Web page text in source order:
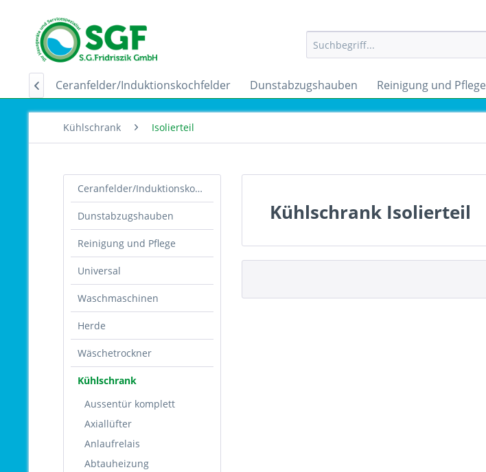
Home Ceranfelder/Induktionskochfelder Dunstabzugshauben Reinigung und Pflege

Kühlschrank Isolierteil
Ceranfelder/Induktionskochfelder
Dunstabzugshauben
Reinigung und Pflege
Universal
Waschmaschinen
Herde
Wäschetrockner
Kühlschrank
Aussentür komplett
Axiallüfter
Anlaufrelais
Abtauheizung
Kühlschrank Isolierteil